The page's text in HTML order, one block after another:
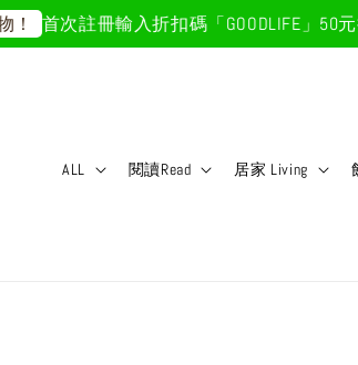
首次註冊輸入折扣碼「GOODLIFE」50元折抵
ALL 閱讀Read 居家 Living